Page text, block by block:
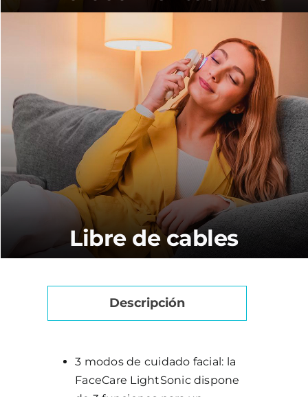
Libre de cables
Descripción
3 modos de cuidado facial: la
FaceCare LightSonic dispone